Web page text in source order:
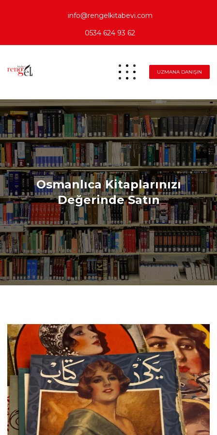
info@rengelkitabevi.com
0534 624 93 62
UZMANA DANIŞIN
Osmanlıca Kitaplarınızı
Değerinde Satın